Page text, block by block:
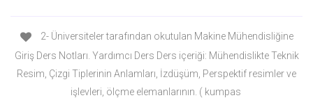
2- Üniversiteler tarafından okutulan Makine Mühendisliğine
Giriş Ders Notları. Yardımcı Ders Ders içeriği: Mühendislikte Teknik
Resim, Çizgi Tiplerinin Anlamları, İzdüşüm, Perspektif resimler ve
işlevleri, ölçme elemanlarının. ( kumpas